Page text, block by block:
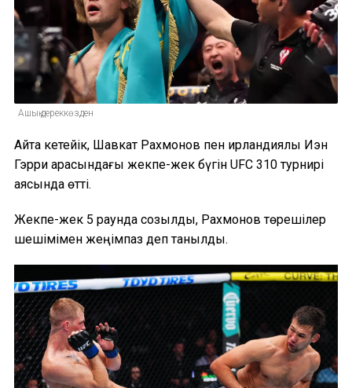
Ашық дереккөзден
Айта кетейік, Шавкат Рахмонов пен ирландиялық Иэн
Гэрри арасындағы жекпе-жек бүгін UFC 310 турнирі
аясында өтті.
Жекпе-жек 5 раундқа созылды, Рахмонов төрешілер
шешімімен жеңімпаз деп танылды.